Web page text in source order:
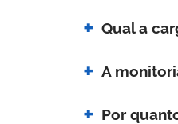
Qual a
A
Por